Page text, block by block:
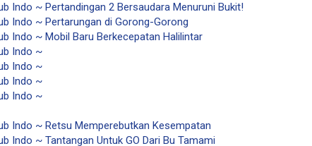
Indo ~ Pertandingan 2 Bersaudara Menuruni Bukit!
Indo ~ Pertarungan di Gorong-Gorong
Indo ~ Mobil Baru Berkecepatan Halilintar
Indo ~
Indo ~
Indo ~
Indo ~
Indo ~ Retsu Memperebutkan Kesempatan
Indo ~ Tantangan Untuk GO Dari Bu Tamami